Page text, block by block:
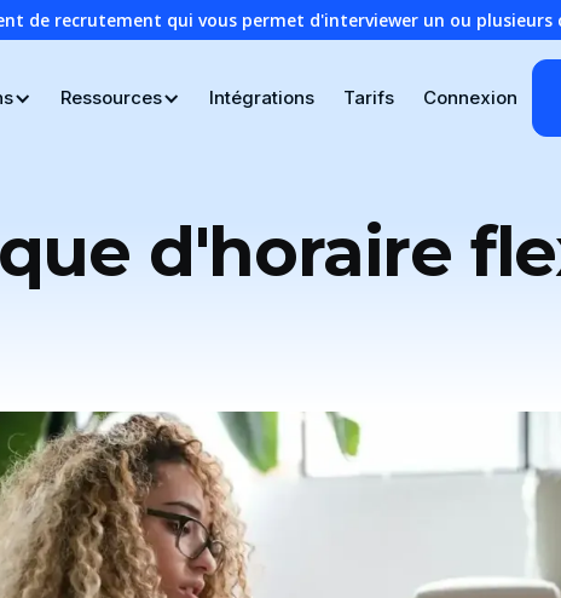
de recrutement qui vous permet d'interviewer un ou
Ressources Intégrations Tarifs Connexion
d'horaire